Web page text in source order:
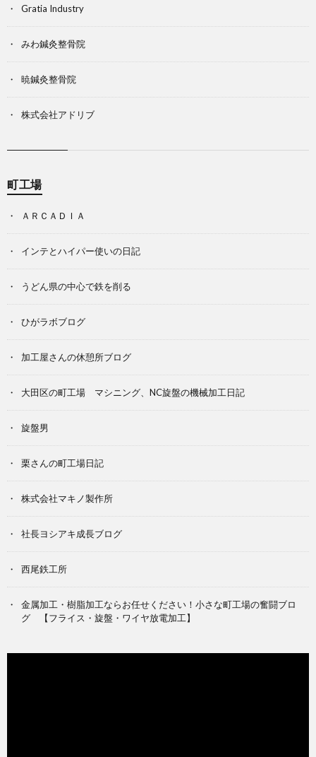
Gratia Industry
みわ鍼灸整骨院
暁鍼灸整骨院
株式会社アドリブ
町工場
ＡＲＣＡＤＩＡ
インテとハイパー使いの日記
うどん県の中心で鉄を削る
ひがラボブログ
加工屋さんの休憩所ブログ
大田区の町工場 マシニング、NC旋盤の機械加工日記
旋盤男
栗さんの町工場日記
株式会社マキノ製作所
社長ヨシアキ成長ブログ
西尾鉄工所
金属加工・樹脂加工ならお任せください！小さな町工場の奮闘ブロ
グ 【フライス・旋盤・ワイヤ放電加工】